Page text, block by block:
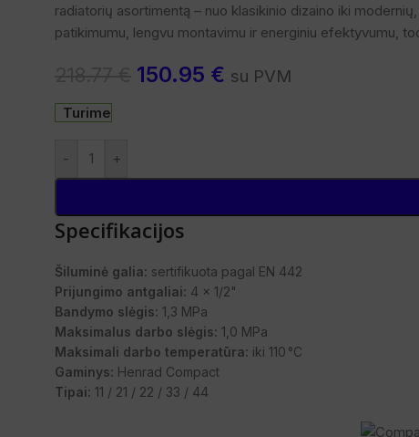
radiatorių asortimentą – nuo klasikinio dizaino iki
patikimumu, lengvu montavimu ir energiniu efektyvumu,
150.95 € su PVM
Turime
- +
Specifikacijos
Šiluminė galia: sertifikuota pagal EN 442
Prijungimo antgaliai: 4 x 1/2"
Bandymo slėgis: 1,3 MPa
Maksimalus darbo slėgis: 1,0 MPa
Maksimali darbo temperatūra: iki 110 °C
Gaminys: Henrad Compact
Tipai: 11 / 21 / 22 / 33 / 44